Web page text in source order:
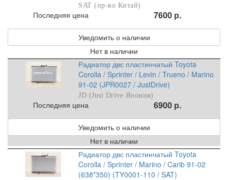
SAT (пр-во Китай)
Последняя цена 7600 р.
Уведомить о наличии
Нет в наличии
Радиатор двс пластинчатый Toyota
Corolla / Sprinter / Levin / Trueno / Marino
91-02 (JPR0027 / JustDrive)
JD (Just Drive Япония)
Последняя цена 6900 р.
Уведомить о наличии
Нет в наличии
Радиатор двс пластинчатый Toyota
Corolla / Sprinter / Marino / Carib 91-02
(638*350) (TY0001-110 / SAT)